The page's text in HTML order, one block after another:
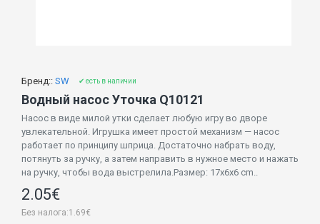
Бренд:: SW ✔ есть в наличии
Водный насос Уточка Q10121
Насос в виде милой утки сделает любую игру во дворе
увлекательной. Игрушка имеет простой механизм — насос
работает по принципу шприца. Достаточно набрать воду,
потянуть за ручку, а затем направить в нужное место и нажать
на ручку, чтобы вода выстрелила.Размер: 17x6x6 cm..
2.05€
Без налога:1.69€